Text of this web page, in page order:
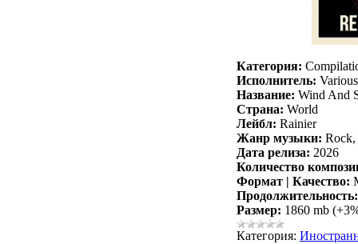
Категория:
Исполнитель:
Название: Wind And
Страна: World
Лейбл: Rainier
Жанр музыки: Rock,
Дата релиза: 2026
Количество
Формат | Качество:
Продолжительность:
Размер: 1860 mb
Категория: